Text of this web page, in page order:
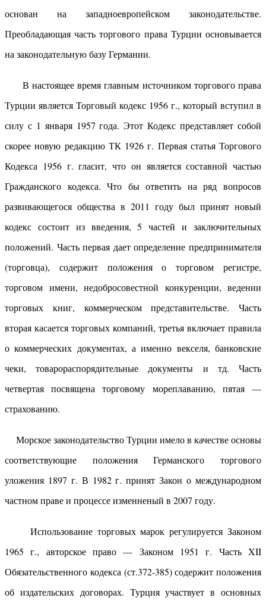
основан на западноевропейском законодательстве.
Преобладающая часть торгового права Турции основывается
на законодательную базу Германии.
В настоящее время главным источником торгового права
Турции является Торговый кодекс 1956 г., который вступил в
силу с 1 января 1957 года. Этот Кодекс представляет собой
скорее новую редакцию ТК 1926 г. Первая статья Торгового
Кодекса 1956 г. гласит, что он является составной частью
Гражданского кодекса. Что бы ответить на ряд вопросов
развивающегося общества в 2011 году был принят новый
кодекс состоит из введения, 5 частей и заключительных
положений. Часть первая дает определение предпринимателя
(торговца), содержит положения о торговом регистре,
торговом имени, недобросовестной конкуренции, ведении
торговых книг, коммерческом представительстве. Часть
вторая касается торговых компаний, третья включает правила
о коммерческих документах, а именно векселя, банковские
чеки, товарораспорядительные документы и тд. Часть
четвертая посвящена торговому мореплаванию, пятая —
страхованию.
Морское законодательство Турции имело в качестве основы
соответствующие положения Германского торгового
уложения 1897 г. В 1982 г. принят Закон о международном
частном праве и процессе изменненый в 2007 году.
Использование торговых марок регулируется Законом
1965 г., авторское право — Законом 1951 г. Часть XII
Обязательственного кодекса (ст.372-385) содержит положения
об издательских договорах. Турция участвует в основных